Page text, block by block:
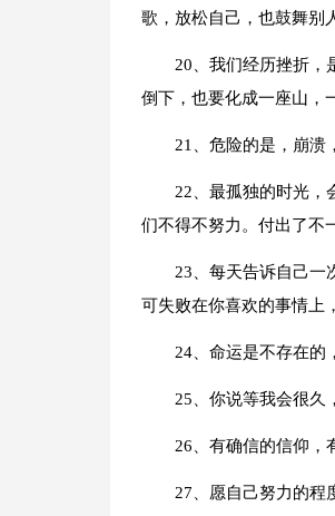
歌，放松自己，也鼓舞别
20、我们经历挫折，
倒下，也要化成一座山，
21、危险的是，崩溃
22、最孤独的时光，
们不得不努力。付出了不
23、每天告诉自己一
可失败在你喜欢的事情上
24、命运是不存在的
25、你说等我会很久
26、有确信的信仰，
27、愿自己努力的程